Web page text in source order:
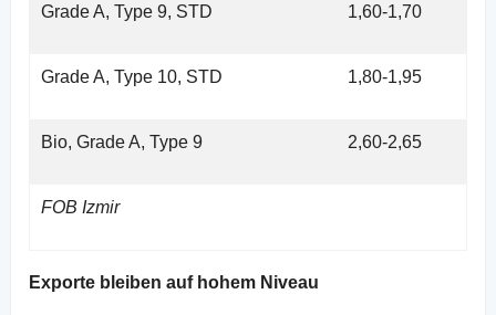
Grade A, Type 9, STD 1,60-1,70
Grade A, Type 10, STD 1,80-1,95
Bio, Grade A, Type 9 2,60-2,65
FOB Izmir
Exporte bleiben auf hohem Niveau